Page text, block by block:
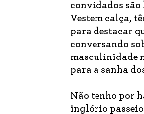
convidados são
Vestem calça,
para destacar
conversando
masculinidade
para a sanha
Não tenho por
inglório